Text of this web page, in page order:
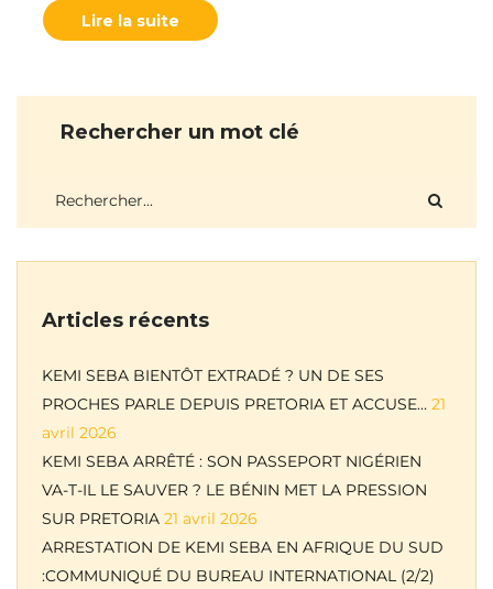
Lire la suite
Rechercher un mot clé
Articles récents
KEMI SEBA BIENTÔT EXTRADÉ ? UN DE SES
PROCHES PARLE DEPUIS PRETORIA ET ACCUSE… 21
avril 2026
KEMI SEBA ARRÊTÉ : SON PASSEPORT NIGÉRIEN
VA-T-IL LE SAUVER ? LE BÉNIN MET LA PRESSION
SUR PRETORIA 21 avril 2026
ARRESTATION DE KEMI SEBA EN AFRIQUE DU SUD
:COMMUNIQUÉ DU BUREAU INTERNATIONAL (2/2)